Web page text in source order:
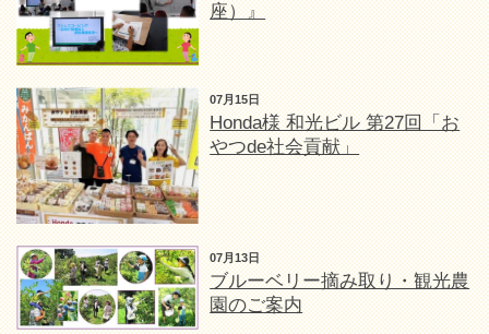
座）』
07月15日
Honda様 和光ビル 第27回「お
やつde社会貢献」
07月13日
ブルーベリー摘み取り・観光農
園のご案内